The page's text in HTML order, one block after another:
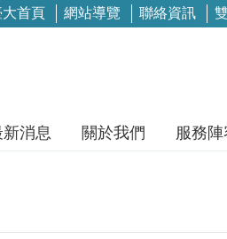
大首頁 網站導覽 聯絡資訊
新消息 關於我們 服務陣